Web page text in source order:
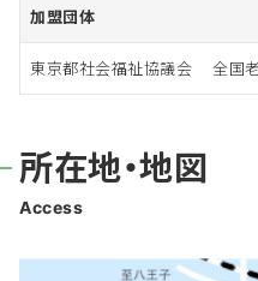
加盟団体
東京都社会福祉協議会 全国
所在地・地図
Access